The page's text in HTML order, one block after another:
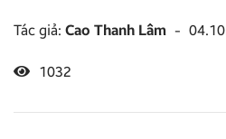
Tác giả: Cao Thanh Lâm -
1032